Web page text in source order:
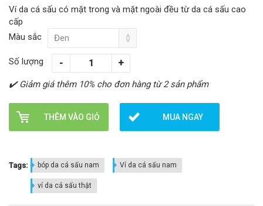
Ví da cá sấu có mặt trong và mặt ngoài đều từ da cá sấu cao
cấp
Màu sắc
Số lượng
✔️ Giảm giá thêm 10% cho đơn hàng từ 2 sản phẩm
THÊM VÀO GIỎ MUA NGAY
Tags: bóp da cá sấu nam Ví da cá sấu nam
ví da cá sấu thật